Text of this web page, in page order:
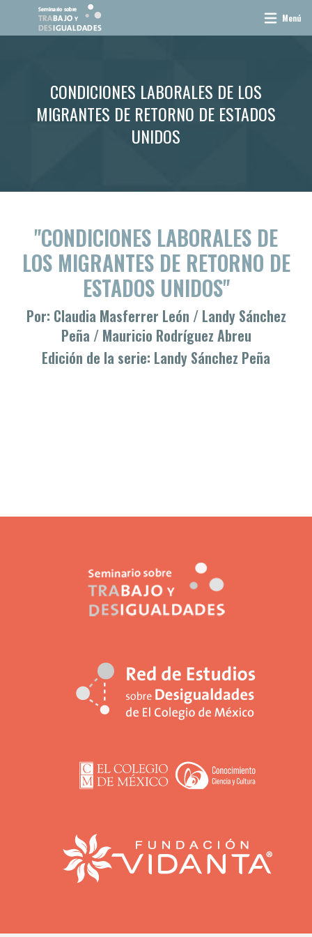
Menú
CONDICIONES LABORALES DE LOS
MIGRANTES DE RETORNO DE ESTADOS
UNIDOS
"CONDICIONES LABORALES DE
LOS MIGRANTES DE RETORNO DE
ESTADOS UNIDOS"
Por: Claudia Masferrer León / Landy Sánchez
Peña / Mauricio Rodríguez Abreu
Edición de la serie: Landy Sánchez Peña